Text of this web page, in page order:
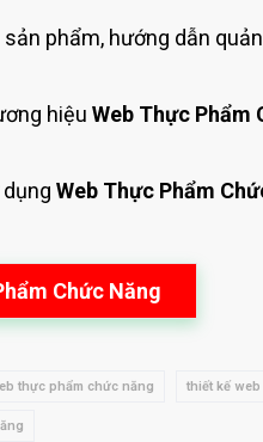
phẩm, hướng dẫn
hiệu Web Thực Phẩm
Web Thực Phẩm
Chức Năng
thực phẩm chức năng thiết kế